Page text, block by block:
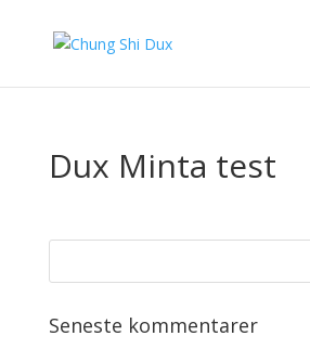
Dux Minta test
Seneste kommentarer